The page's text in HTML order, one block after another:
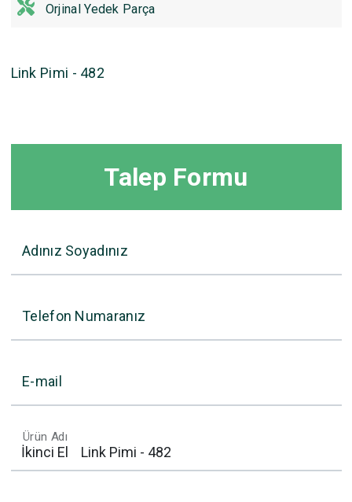
Orjinal Yedek Parça
Link Pimi - 482
Talep Formu
Adınız Soyadınız
Telefon Numaranız
E-mail
Ürün Adı